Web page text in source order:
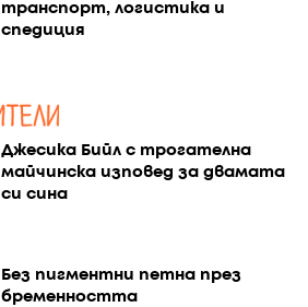
транспорт, логистика и
спедиция
Джесика Бийл с трогателна
майчинска изповед за двамата
си сина
Без пигментни петна през
бременността